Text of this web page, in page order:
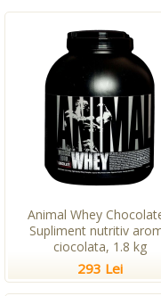
Animal Whey
Supliment nutritiv
ciocolata, 1.8 kg
293 Lei